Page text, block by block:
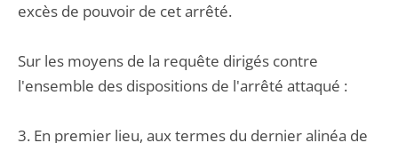
excès de pouvoir de cet arrêté.
Sur les moyens de la requête dirigés contre
l'ensemble des dispositions de l'arrêté attaqué :
3. En premier lieu, aux termes du dernier alinéa de